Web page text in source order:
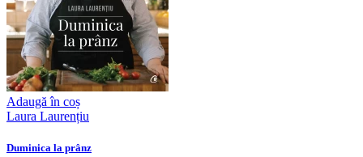
Adaugă în coș
Laura Laurențiu
Duminica la prânz